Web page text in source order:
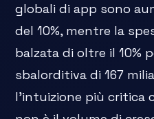
globali di app sono
del 10%, mentre la
balzata di oltre il 10%
sbalorditiva di 167
l'intuizione più critica